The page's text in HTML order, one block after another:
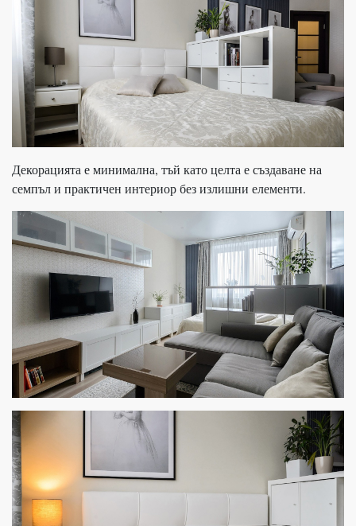
Декорацията е минимална, тъй като целта е създаване на
семпъл и практичен интериор без излишни елементи.